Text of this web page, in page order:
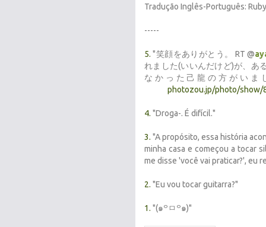
Tradução Inglês-Português:
-----
5. "笑顔をありがとう。 RT @
れました(いいんだけど)が、あ
なかった己龍の方がい
photozou.jp/photo/show/
4. "Droga-. É difícil."
3. "A propósito, essa história
minha casa e começou a tocar
me disse 'você vai praticar?', eu
2. "Eu vou tocar guitarra?"
1. "(๑꒪ㅁ꒪๑)"